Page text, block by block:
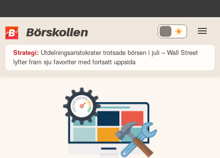
Börskollen
Strategi: Utdelningsaristokrater trotsade börsen i juli – Wall Street
lyfter fram sju favoriter med fortsatt uppsida